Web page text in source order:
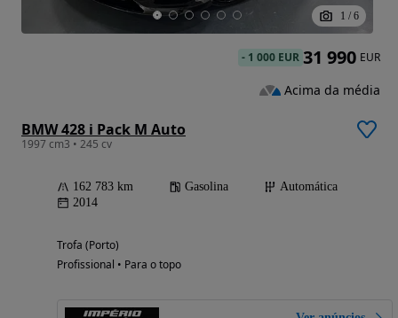
1 / 6
BMW 428 i Pack M Auto
1997 cm3 • 245 cv
162 783 km Gasolina
Automática
2014
Trofa (Porto)
Profissional • Para o topo
- 1 000 EUR 31 990 EUR
Acima da média